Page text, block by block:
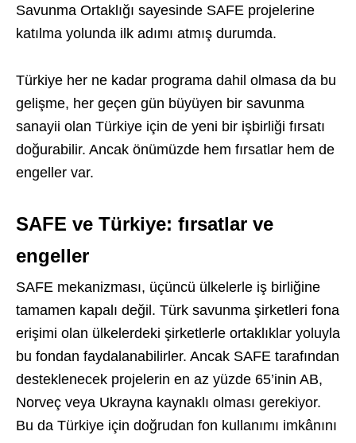
Savunma Ortaklığı sayesinde SAFE projelerine
katılma yolunda ilk adımı atmış durumda.
Türkiye her ne kadar programa dahil olmasa da bu
gelişme, her geçen gün büyüyen bir savunma
sanayii olan Türkiye için de yeni bir işbirliği fırsatı
doğurabilir. Ancak önümüzde hem fırsatlar hem de
engeller var.
SAFE ve Türkiye: fırsatlar ve
engeller
SAFE mekanizması, üçüncü ülkelerle iş birliğine
tamamen kapalı değil. Türk savunma şirketleri fona
erişimi olan ülkelerdeki şirketlerle ortaklıklar yoluyla
bu fondan faydalanabilirler. Ancak SAFE tarafından
desteklenecek projelerin en az yüzde 65’inin AB,
Norveç veya Ukrayna kaynaklı olması gerekiyor.
Bu da Türkiye için doğrudan fon kullanımı imkânını